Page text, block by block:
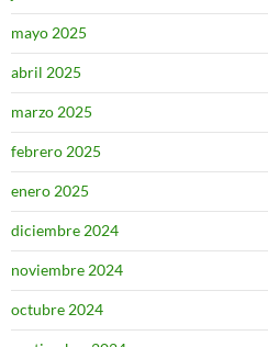
mayo 2025
abril 2025
marzo 2025
febrero 2025
enero 2025
diciembre 2024
noviembre 2024
octubre 2024